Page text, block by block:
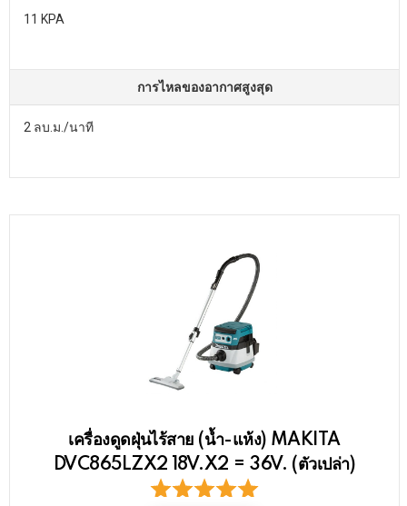
11 KPA
การไหลของอากาศสูงสุด
2 ลบ.ม./นาที
เครื่องดูดฝุ่นไร้สาย (น้ำ-แห้ง) MAKITA
DVC865LZX2 18V.X2 = 36V. (ตัวเปล่า)